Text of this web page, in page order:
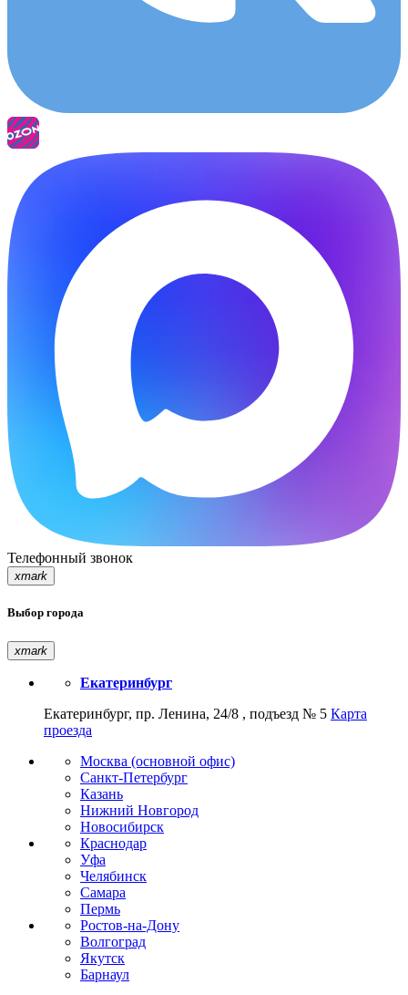
Телефонный звонок
xmark
Выбор города
xmark
Екатеринбург
Екатеринбург, пр. Ленина, 24/8 , подъезд № 5 Карта
проезда
Москва (основной офис)
Санкт-Петербург
Казань
Нижний Новгород
Новосибирск
Краснодар
Уфа
Челябинск
Самара
Пермь
Ростов-на-Дону
Волгоград
Якутск
Барнаул